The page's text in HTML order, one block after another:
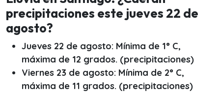
precipitaciones este jueves 22 de
agosto?
Jueves 22 de agosto: Mínima de 1° C,
máxima de 12 grados. (precipitaciones)
Viernes 23 de agosto: Mínima de 2° C,
máxima de 11 grados. (precipitaciones)